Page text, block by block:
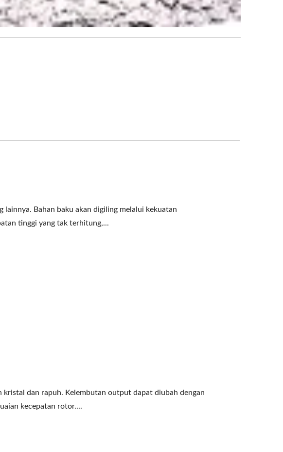
lainnya. Bahan baku akan digiling melalui kekuatan
tinggi yang tak terhitung,...
kristal dan rapuh. Kelembutan output dapat diubah dengan
kecepatan rotor....